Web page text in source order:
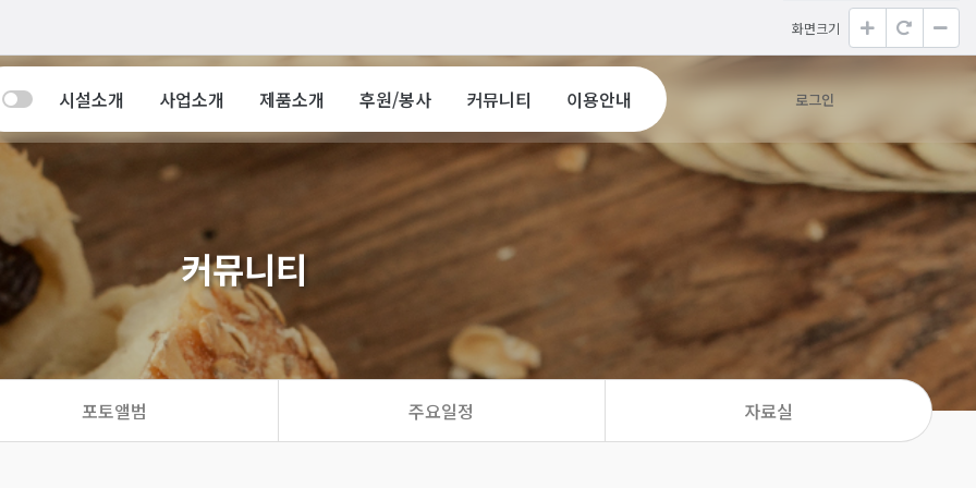
화면크기
시설소개 사업소개 제품소개 후원/봉사 커뮤니티 이용안내
기관현황
미션/비전
연혁
오시는길
직업재활사업
하하하브레드
후원안내
공지사항
포토앨범
자료실
이용안내 로그인
커뮤니티
포토앨범 주요일정 자료실